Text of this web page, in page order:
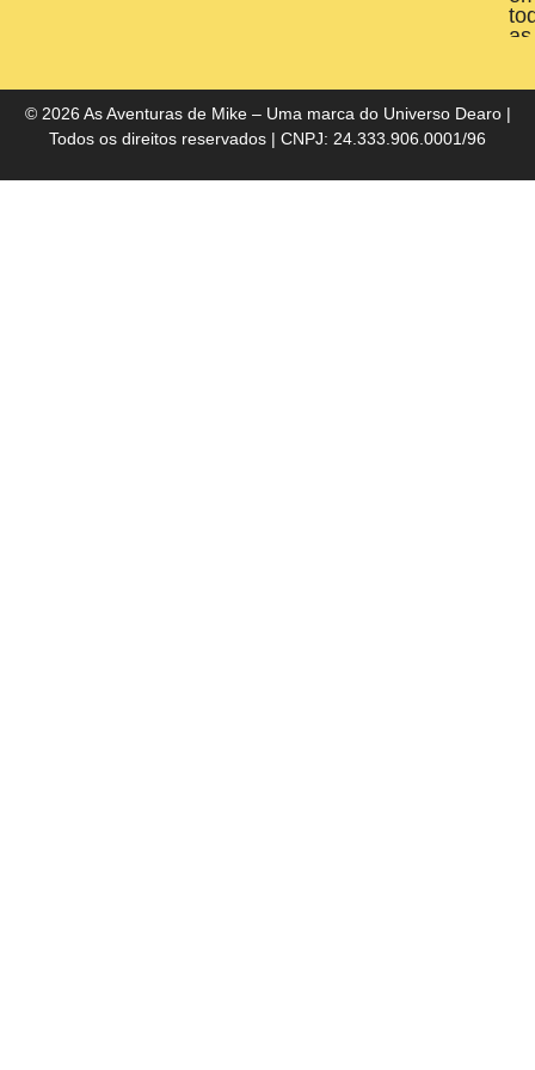
as
© 2026 As Aventuras de Mike – Uma marca do Universo Dearo|
Todos os direitos reservados | CNPJ: 24.333.906.0001/96